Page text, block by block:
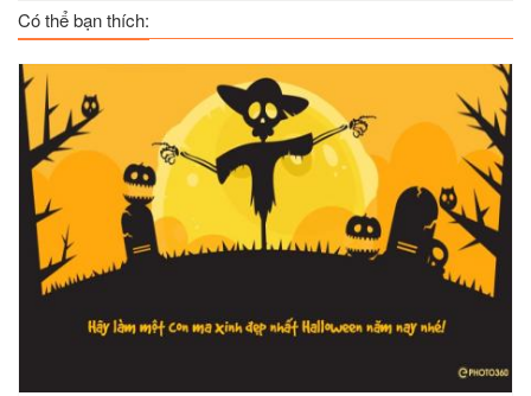
Có thể bạn thích: